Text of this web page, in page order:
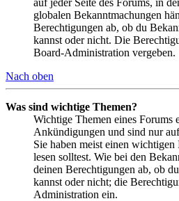
globalen Bekanntmachungen
Berechtigungen ab, ob du
kannst oder nicht. Die
Board-Administration vergeben.
Nach oben
Was sind wichtige Themen?
Wichtige Themen eines Forums
Ankündigungen und sind nur
Sie haben meist einen
lesen solltest. Wie bei den
deinen Berechtigungen ab, ob
kannst oder nicht; die
Administration ein.